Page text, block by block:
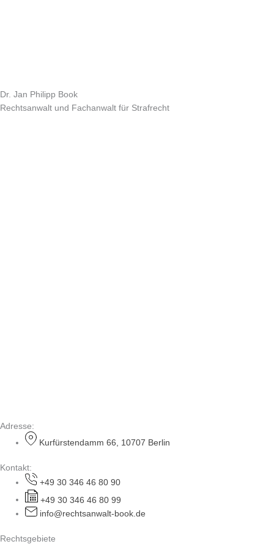
Dr. Jan Philipp Book
Rechtsanwalt und Fachanwalt für Strafrecht
Adresse:
Kurfürstendamm 66, 10707 Berlin
Kontakt:
+49 30 346 46 80 90
+49 30 346 46 80 99
info@rechtsanwalt-book.de
Rechtsgebiete